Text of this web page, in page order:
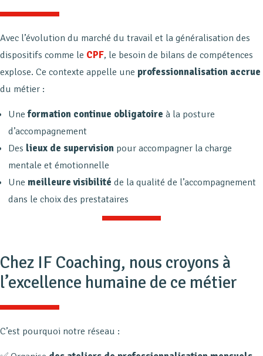
Avec l’évolution du marché du travail et la généralisation des
dispositifs comme le CPF, le besoin de bilans de compétences
explose. Ce contexte appelle une professionnalisation accrue
du métier :
Uneformation continue obligatoire à la posture
d’accompagnement
Des lieux de supervision pour accompagner la charge
mentale et émotionnelle
Une meilleure visibilité de la qualité de l’accompagnement
dans le choix des prestataires
Chez IF Coaching, nous croyons à
l’excellence humaine de ce métier
C’est pourquoi notre réseau :